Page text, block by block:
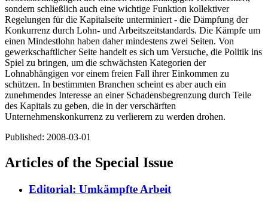
sondern schließlich auch eine wichtige Funktion kollektiver
Regelungen für die Kapitalseite unterminiert - die Dämpfung der
Konkurrenz durch Lohn- und Arbeitszeitstandards. Die Kämpfe um
einen Mindestlohn haben daher mindestens zwei Seiten. Von
gewerkschaftlicher Seite handelt es sich um Versuche, die Politik ins
Spiel zu bringen, um die schwächsten Kategorien der
Lohnabhängigen vor einem freien Fall ihrer Einkommen zu
schützen. In bestimmten Branchen scheint es aber auch ein
zunehmendes Interesse an einer Schadensbegrenzung durch Teile
des Kapitals zu geben, die in der verschärften
Unternehmenskonkurrenz zu verlierern zu werden drohen.
Published: 2008-03-01
Articles of the Special Issue
Editorial: Umkämpfte Arbeit